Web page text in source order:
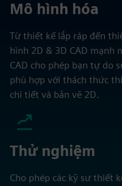
Mô hình hóa
Từ thiết kế lắp ráp đến
hình 2D & 3D CAD mạnh
CAD cho phép bạn tự do
phù hợp với thách thức
chi tiết và bản vẽ 2D.
Thử nghiệm
Cho phép các kỹ sư thiết